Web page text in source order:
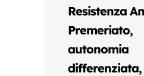
Resistenza
Premeriato,
autonomia